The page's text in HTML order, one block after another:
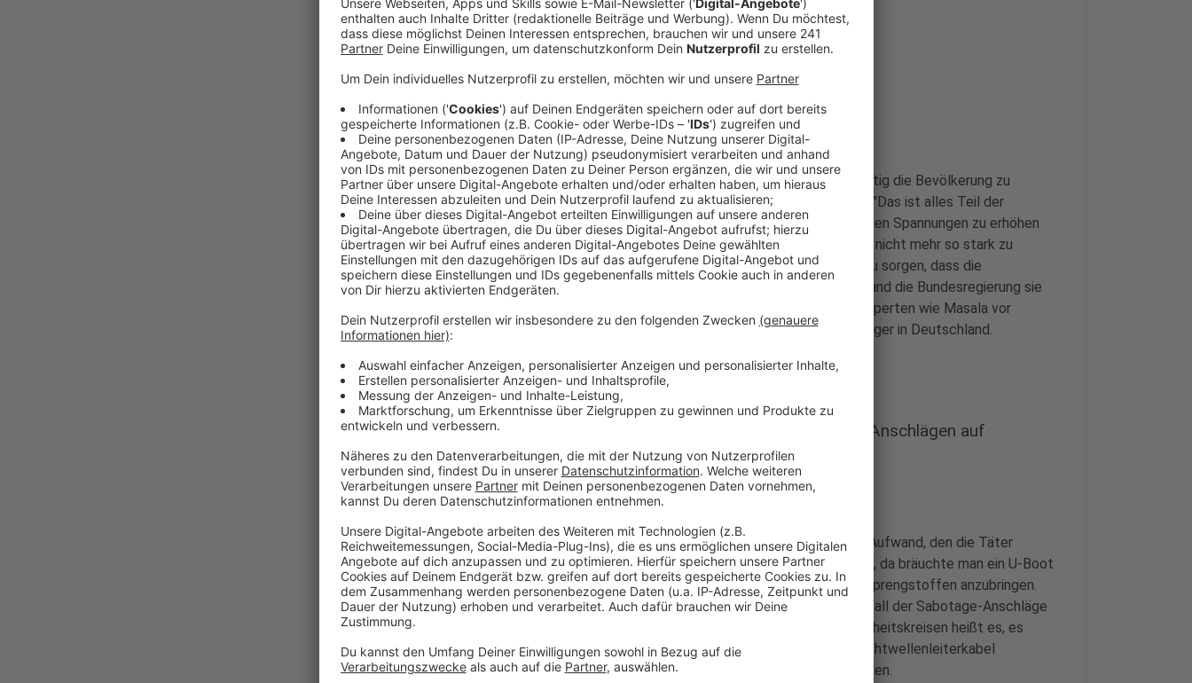
Anzeige
Anzeige
Das Ziel ist ganz klar: Uns wirtschaftlich zu schaden und gleichzeitig die Bevölkerung zu
verunsichern und zu spalten, so Sicherheitsexperte Carlo Masala. "Das ist alles Teil der
russischen Kriegsführung. Um in unseren Gesellschaften die sozialen Spannungen zu erhöhen
und damit die Bundesregierung unter Druck zu setzen, die Ukraine nicht mehr so stark zu
unterstützen - wie es gerade erfolgt." Das andere Ziel ist, dafür zu sorgen, dass die
Bevölkerung die Sanktionen gegen Russland nicht mehr mitträgt und die Bundesregierung sie
unter dem Druck zurückfahren muss. Darum warnen Sicherheitsexperten wie Masala vor
weiteren Attacken insbesondere auf die rund 1.500 Energieversorger in Deutschland.
Anzeige
Was würde dafür sprechen, dass Russland hinter den Anschlägen auf
Pipelines und Bahnnetz steckt?
Anzeige
Im Fall der Pipeline-Explosionen in der Ostsee ist es der enorme Aufwand, den die Täter
betrieben haben müssten. Die Pipelines liegen in 80 Metern Tiefe, da bräuchte man ein U-Boot
oder erfahrene Marinetaucher, um die großen Mengen an Spezialsprengstoffen anzubringen.
Darum ist eine staatlich Beteiligung durchaus wahrscheinlich. Im Fall der Sabotage-Anschläge
auf das Bahnnetz hatten die Täter wohl Insiderwissen. Aus Sicherheitskreisen heißt es, es
seien in Berlin und in Herne vorsätzlich und gezielt sogenannte Lichtwellenleiterkabel
beschädigt worden. Auch das Backup-System sei damit ausgefallen.